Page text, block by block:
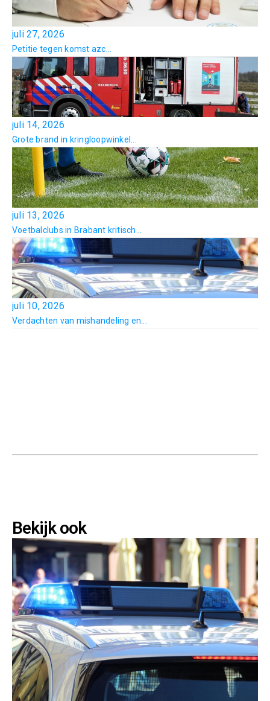
juli 27, 2026
Petitie tegen komst azc...
juli 14, 2026
Grote brand in kringloopwinkel...
juli 13, 2026
Voetbalclubs in Brabant kritisch...
juli 10, 2026
Verdachten van mishandeling en...
Bekijk ook